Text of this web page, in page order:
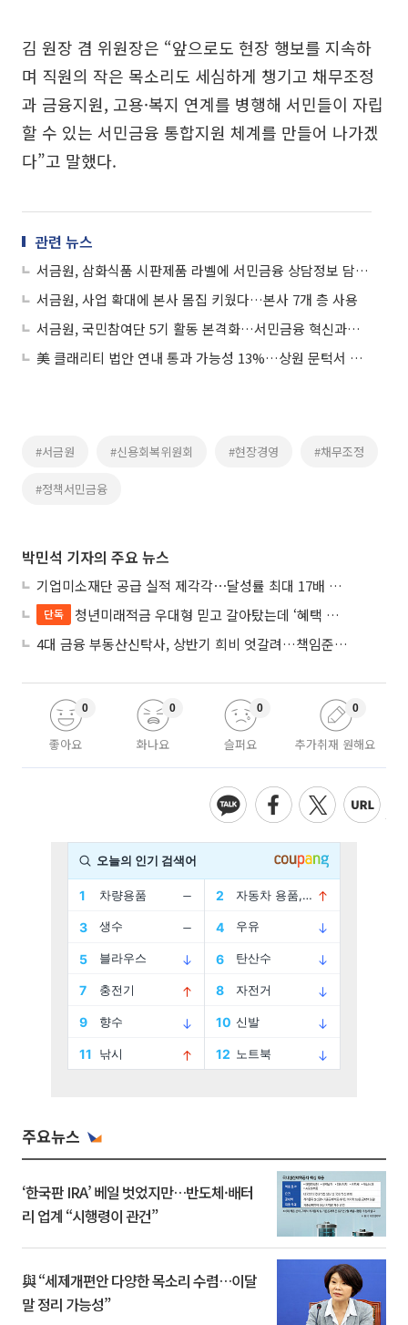
김 원장 겸 위원장은 “앞으로도 현장 행보를 지속하
며 직원의 작은 목소리도 세심하게 챙기고 채무조정
과 금융지원, 고용·복지 연계를 병행해 서민들이 자립
할 수 있는 서민금융 통합지원 체계를 만들어 나가겠
다”고 말했다.
관련 뉴스
서금원, 삼화식품 시판제품 라벨에 서민금융 상담정보 담는다
서금원, 사업 확대에 본사 몸집 키웠다…본사 7개 층 사용
서금원, 국민참여단 5기 활동 본격화…서민금융 혁신과제 발굴
美 클래리티 법안 연내 통과 가능성 13%…상원 문턱서 제동
#서금원 #신용회복위원회 #현장경영 #채무조정
#정책서민금융
박민석 기자의 주요 뉴스
기업미소재단 공급 실적 제각각⋯달성률 최대 17배 차이
단독
청년미래적금 우대형 믿고 갈아탔는데 ‘혜택 반토막’…심사 오류에 가입자 혼선
4대 금융 부동산신탁사, 상반기 희비 엇갈려…책임준공 손실 반영 시점이 갈랐다
좋아요
0
화나요
0
슬퍼요
0
추가취재 원해요
0
주요뉴스
‘한국판 IRA’ 베일 벗었지만…반도체·배터
리 업계 “시행령이 관건”
與 “세제개편안 다양한 목소리 수렴…이달
말 정리 가능성”